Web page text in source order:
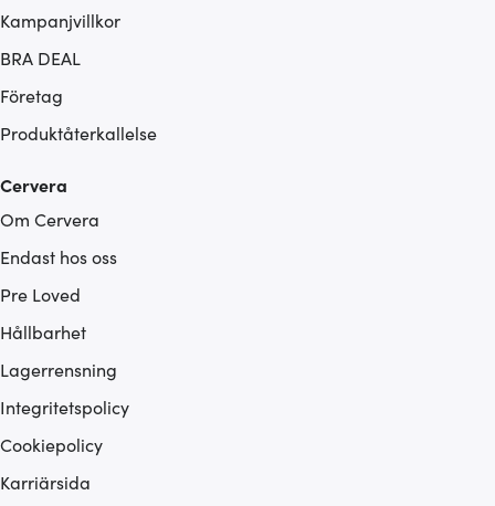
Kampanjvillkor
BRA DEAL
Företag
Produktåterkallelse
Cervera
Om Cervera
Endast hos oss
Pre Loved
Hållbarhet
Lagerrensning
Integritetspolicy
Cookiepolicy
Karriärsida